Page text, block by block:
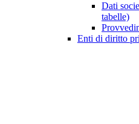
Dati
tabelle)
Enti di diritto